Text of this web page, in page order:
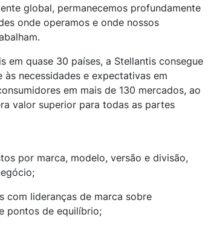
global, permanecemos profundamente
onde operamos e onde nossos
em quase 30 países, a Stellantis consegue
necessidades e expectativas em
em mais de 130 mercados, ao
valor superior para todas as partes
por marca, modelo, versão e divisão,
com lideranças de marca sobre
pontos de equilíbrio;